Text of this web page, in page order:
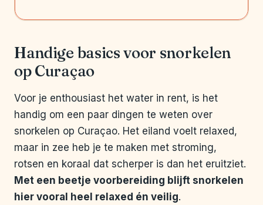
Handige basics voor snorkelen
op Curaçao
Voor je enthousiast het water in rent, is het
handig om een paar dingen te weten over
snorkelen op Curaçao. Het eiland voelt relaxed,
maar in zee heb je te maken met stroming,
rotsen en koraal dat scherper is dan het eruitziet.
Met een beetje voorbereiding blijft snorkelen
hier vooral heel relaxed én veilig.